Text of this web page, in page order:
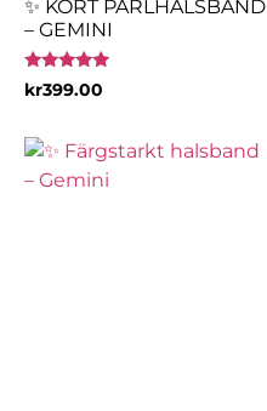
✨ KORT PÄRLHALSBAND
– GEMINI
Betygsatt
5.00
kr399.00